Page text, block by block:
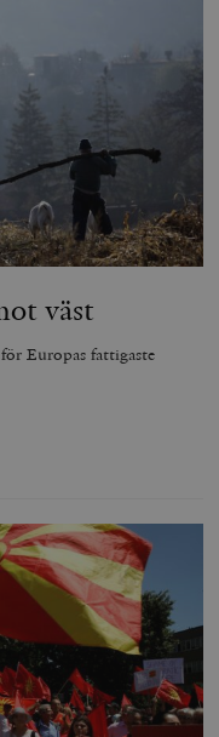
väst
Europas fattigaste